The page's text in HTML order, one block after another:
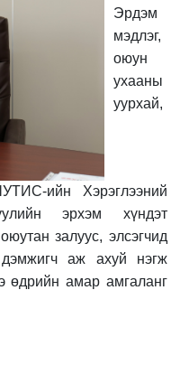
Эрдэм
мэдлэг,
оюун
ухааны
уурхай,
ийн Хэрэглээний
эрхэм хүндэт
залуус, элсэгчид
аж ахуй нэгж
өдрийн амар амгаланг